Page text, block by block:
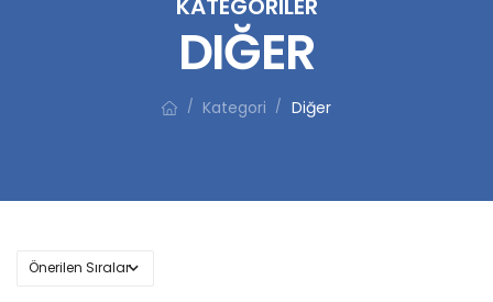
DIĞER
/ Kategori / Diğer